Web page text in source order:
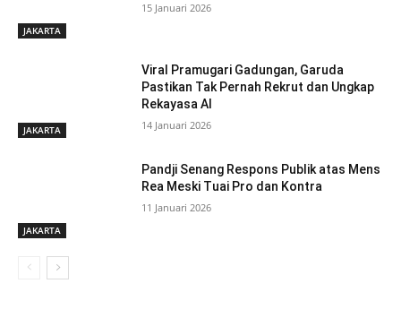
JAKARTA
15 Januari 2026
JAKARTA
Viral Pramugari Gadungan, Garuda
Pastikan Tak Pernah Rekrut dan Ungkap
Rekayasa AI
14 Januari 2026
JAKARTA
Pandji Senang Respons Publik atas Mens
Rea Meski Tuai Pro dan Kontra
11 Januari 2026